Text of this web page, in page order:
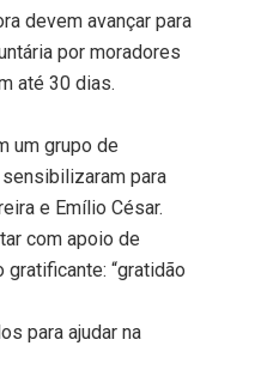
devem avançar para
por moradores
até 30 dias.
um grupo de
para
e Emílio César.
com apoio de
“gratidão
para ajudar na